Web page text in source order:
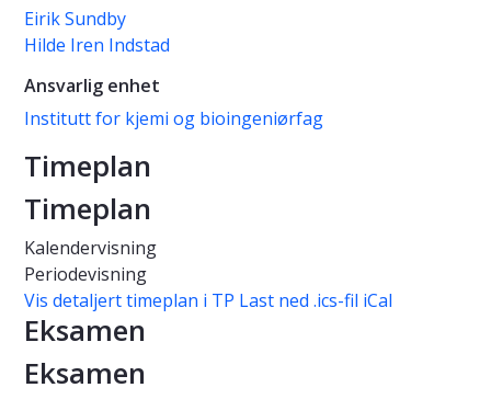
Eirik Sundby
Hilde Iren Indstad
Ansvarlig enhet
Institutt for kjemi og bioingeniørfag
Timeplan
Timeplan
Kalendervisning
Periodevisning
Vis detaljert timeplan i TP Last ned .ics-fil iCal
Eksamen
Eksamen